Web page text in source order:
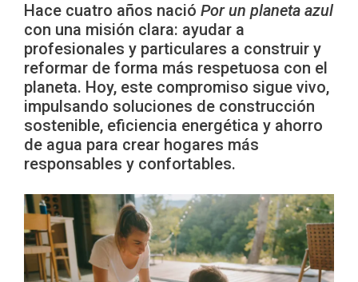
Hace cuatro años nació Por un planeta azul
con una misión clara: ayudar a
profesionales y particulares a construir y
reformar de forma más respetuosa con el
planeta. Hoy, este compromiso sigue vivo,
impulsando soluciones de construcción
sostenible, eficiencia energética y ahorro
de agua para crear hogares más
responsables y confortables.